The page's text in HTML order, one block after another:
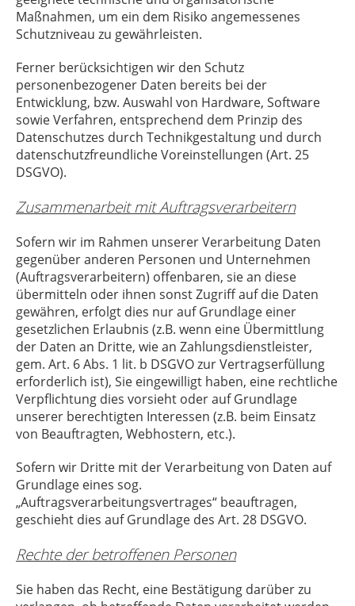
Maßnahmen, um ein dem Risiko angemessenes
Schutzniveau zu gewährleisten.
Ferner berücksichtigen wir den Schutz
personenbezogener Daten bereits bei der
Entwicklung, bzw. Auswahl von Hardware, Software
sowie Verfahren, entsprechend dem Prinzip des
Datenschutzes durch Technikgestaltung und durch
datenschutzfreundliche Voreinstellungen (Art. 25
DSGVO).
Zusammenarbeit mit Auftragsverarbeitern
Sofern wir im Rahmen unserer Verarbeitung Daten
gegenüber anderen Personen und Unternehmen
(Auftragsverarbeitern) offenbaren, sie an diese
übermitteln oder ihnen sonst Zugriff auf die Daten
gewähren, erfolgt dies nur auf Grundlage einer
gesetzlichen Erlaubnis (z.B. wenn eine Übermittlung
der Daten an Dritte, wie an Zahlungsdienstleister,
gem. Art. 6 Abs. 1 lit. b DSGVO zur Vertragserfüllung
erforderlich ist), Sie eingewilligt haben, eine rechtliche
Verpflichtung dies vorsieht oder auf Grundlage
unserer berechtigten Interessen (z.B. beim Einsatz
von Beauftragten, Webhostern, etc.).
Sofern wir Dritte mit der Verarbeitung von Daten auf
Grundlage eines sog.
„Auftragsverarbeitungsvertrages“ beauftragen,
geschieht dies auf Grundlage des Art. 28 DSGVO.
Rechte der betroffenen Personen
Sie haben das Recht, eine Bestätigung darüber zu